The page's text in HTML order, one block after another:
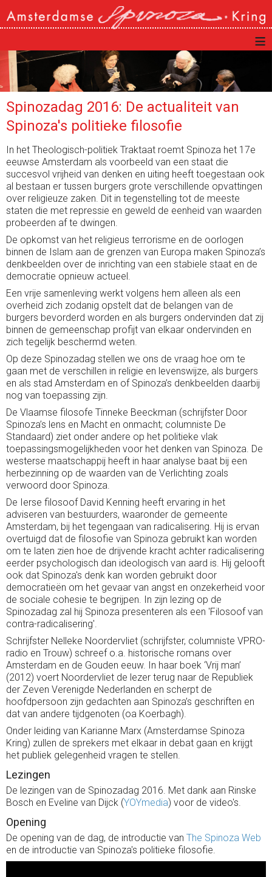
≡
Spinozadag 2016: De actualiteit van
Spinoza's politieke filosofie
In het Theologisch-politiek Traktaat roemt Spinoza het 17e
eeuwse Amsterdam als voorbeeld van een staat die
succesvol vrijheid van denken en uiting heeft toegestaan ook
al bestaan er tussen burgers grote verschillende opvattingen
over religieuze zaken. Dit in tegenstelling tot de meeste
staten die met repressie en geweld de eenheid van waarden
probeerden af te dwingen.
De opkomst van het religieus terrorisme en de oorlogen
binnen de Islam aan de grenzen van Europa maken Spinoza’s
denkbeelden over de inrichting van een stabiele staat en de
democratie opnieuw actueel.
Een vrije samenleving werkt volgens hem alleen als een
overheid zich zodanig opstelt dat de belangen van de
burgers bevorderd worden en als burgers ondervinden dat zij
binnen de gemeenschap profijt van elkaar ondervinden en
zich tegelijk beschermd weten.
Op deze Spinozadag stellen we ons de vraag hoe om te
gaan met de verschillen in religie en levenswijze, als burgers
en als stad Amsterdam en of Spinoza’s denkbeelden daarbij
nog van toepassing zijn.
De Vlaamse filosofe Tinneke Beeckman (schrijfster Door
Spinoza’s lens en Macht en onmacht; columniste De
Standaard) ziet onder andere op het politieke vlak
toepassingsmogelijkheden voor het denken van Spinoza. De
westerse maatschappij heeft in haar analyse baat bij een
herbezinning op de waarden van de Verlichting zoals
verwoord door Spinoza.
De Ierse filosoof David Kenning heeft ervaring in het
adviseren van bestuurders, waaronder de gemeente
Amsterdam, bij het tegengaan van radicalisering. Hij is ervan
overtuigd dat de filosofie van Spinoza gebruikt kan worden
om te laten zien hoe de drijvende kracht achter radicalisering
eerder psychologisch dan ideologisch van aard is. Hij gelooft
ook dat Spinoza's denk kan worden gebruikt door
democratieën om het gevaar van angst en onzekerheid voor
de sociale cohesie te begrijpen. In zijn lezing op de
Spinozadag zal hij Spinoza presenteren als een 'Filosoof van
contra-radicalisering'.
Schrijfster Nelleke Noordervliet (schrijfster, columniste VPRO-
radio en Trouw) schreef o.a. historische romans over
Amsterdam en de Gouden eeuw. In haar boek ‘Vrij man’
(2012) voert Noordervliet de lezer terug naar de Republiek
der Zeven Verenigde Nederlanden en scherpt de
hoofdpersoon zijn gedachten aan Spinoza’s geschriften en
dat van andere tijdgenoten (oa Koerbagh).
Onder leiding van Karianne Marx (Amsterdamse Spinoza
Kring) zullen de sprekers met elkaar in debat gaan en krijgt
het publiek gelegenheid vragen te stellen.
Lezingen
De lezingen van de Spinozadag 2016. Met dank aan Rinske
Bosch en Eveline van Dijck (YOYmedia) voor de video's.
Opening
De opening van de dag, de introductie van The Spinoza Web
en de introductie van Spinoza's politieke filosofie.